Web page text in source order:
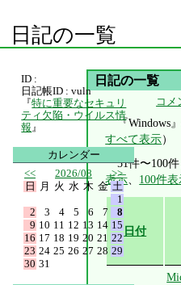
日記の一覧
日記の一覧
コメ
『Windows
すべて表示）
51件〜100
表示、 100件
日付
ID :
日記帳ID : vuln
『特に重要なセキュリ
ティ欠陥・ウイルス情
報 』
カレンダー
<<
2026/08
>>
日
月 火 水 木 金 土
1
2
3 4 5 6 7
8
9 10 11 12 13 14 15
16 17 18 19 20 21 22
23 24 25 26 27 28 29
30 31